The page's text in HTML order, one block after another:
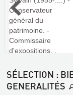
SÉLECTION :
GENERALITÉS